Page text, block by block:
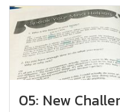
05: New